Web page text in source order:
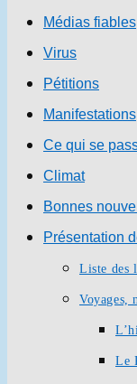
Médias fiables
Virus
Pétitions
Manifestations
Ce qui se
Climat
Bonnes
Présentation
Liste des
Voyages,
Le